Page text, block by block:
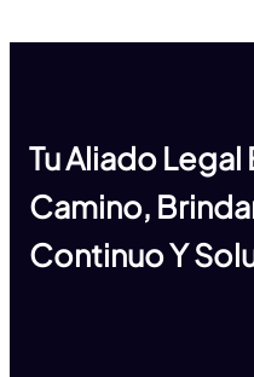
Tu Aliado Legal
Camino,
Continuo Y